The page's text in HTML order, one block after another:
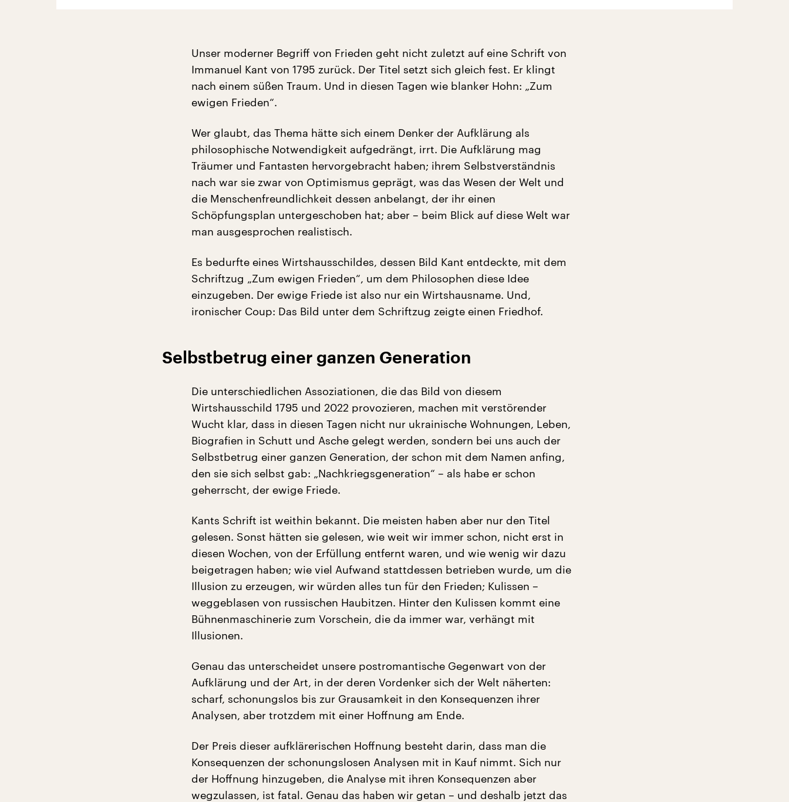
Unser moderner Begriff von Frieden geht nicht zuletzt auf eine Schrift von
Immanuel Kant von 1795 zurück. Der Titel setzt sich gleich fest. Er klingt
nach einem süßen Traum. Und in diesen Tagen wie blanker Hohn: „Zum
ewigen Frieden“.
Wer glaubt, das Thema hätte sich einem Denker der Aufklärung als
philosophische Notwendigkeit aufgedrängt, irrt. Die Aufklärung mag
Träumer und Fantasten hervorgebracht haben; ihrem Selbstverständnis
nach war sie zwar von Optimismus geprägt, was das Wesen der Welt und
die Menschenfreundlichkeit dessen anbelangt, der ihr einen
Schöpfungsplan untergeschoben hat; aber – beim Blick auf diese Welt war
man ausgesprochen realistisch.
Es bedurfte eines Wirtshausschildes, dessen Bild Kant entdeckte, mit dem
Schriftzug „Zum ewigen Frieden“, um dem Philosophen diese Idee
einzugeben. Der ewige Friede ist also nur ein Wirtshausname. Und,
ironischer Coup: Das Bild unter dem Schriftzug zeigte einen Friedhof.
Selbstbetrug einer ganzen Generation
Die unterschiedlichen Assoziationen, die das Bild von diesem
Wirtshausschild 1795 und 2022 provozieren, machen mit verstörender
Wucht klar, dass in diesen Tagen nicht nur ukrainische Wohnungen, Leben,
Biografien in Schutt und Asche gelegt werden, sondern bei uns auch der
Selbstbetrug einer ganzen Generation, der schon mit dem Namen anfing,
den sie sich selbst gab: „Nachkriegsgeneration“ – als habe er schon
geherrscht, der ewige Friede.
Kants Schrift ist weithin bekannt. Die meisten haben aber nur den Titel
gelesen. Sonst hätten sie gelesen, wie weit wir immer schon, nicht erst in
diesen Wochen, von der Erfüllung entfernt waren, und wie wenig wir dazu
beigetragen haben; wie viel Aufwand stattdessen betrieben wurde, um die
Illusion zu erzeugen, wir würden alles tun für den Frieden; Kulissen –
weggeblasen von russischen Haubitzen. Hinter den Kulissen kommt eine
Bühnenmaschinerie zum Vorschein, die da immer war, verhängt mit
Illusionen.
Genau das unterscheidet unsere postromantische Gegenwart von der
Aufklärung und der Art, in der deren Vordenker sich der Welt näherten:
scharf, schonungslos bis zur Grausamkeit in den Konsequenzen ihrer
Analysen, aber trotzdem mit einer Hoffnung am Ende.
Der Preis dieser aufklärerischen Hoffnung besteht darin, dass man die
Konsequenzen der schonungslosen Analysen mit in Kauf nimmt. Sich nur
der Hoffnung hinzugeben, die Analyse mit ihren Konsequenzen aber
wegzulassen, ist fatal. Genau das haben wir getan – und deshalb jetzt das